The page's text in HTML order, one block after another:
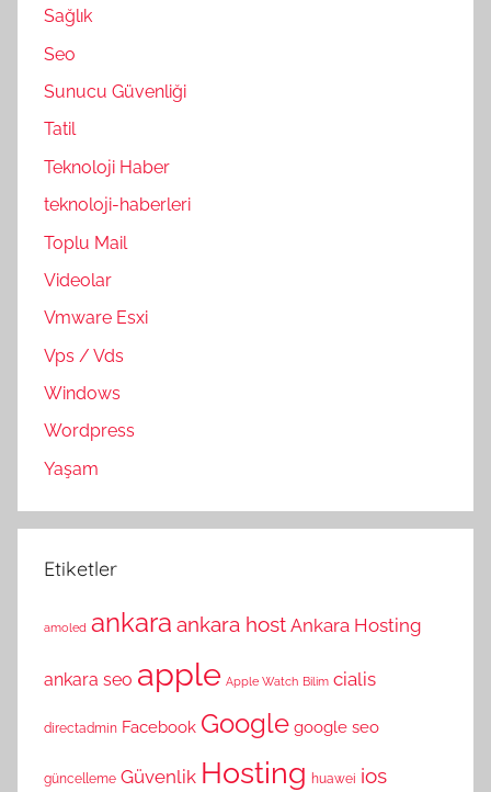
Sağlık
Seo
Sunucu Güvenliği
Tatil
Teknoloji Haber
teknoloji-haberleri
Toplu Mail
Videolar
Vmware Esxi
Vps / Vds
Windows
Wordpress
Yaşam
Etiketler
amoled ankara ankara host Ankara Hosting
ankara seo apple Apple Watch Bilim cialis
directadmin Facebook Google google seo
güncelleme Güvenlik Hosting huawei ios